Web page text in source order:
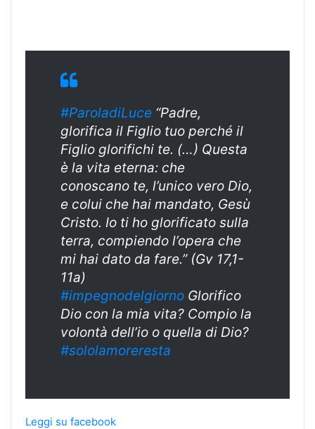
#ParoladiLuce “Padre,
glorifica il Figlio tuo perché il
Figlio glorifichi te. (…) Questa
è la vita eterna: che
conoscano te, l’unico vero Dio,
e colui che hai mandato, Gesù
Cristo. Io ti ho glorificato sulla
terra, compiendo l’opera che
mi hai dato da fare.” (Gv 17,1-
11a)
#impegnodelgiorno Glorifico
Dio con la mia vita? Compio la
volontà dell’io o quella di Dio?
#sololamoreresta
Leggi su facebook